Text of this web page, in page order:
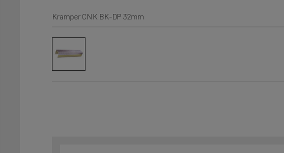
Kramper CNK BK-DP 32mm